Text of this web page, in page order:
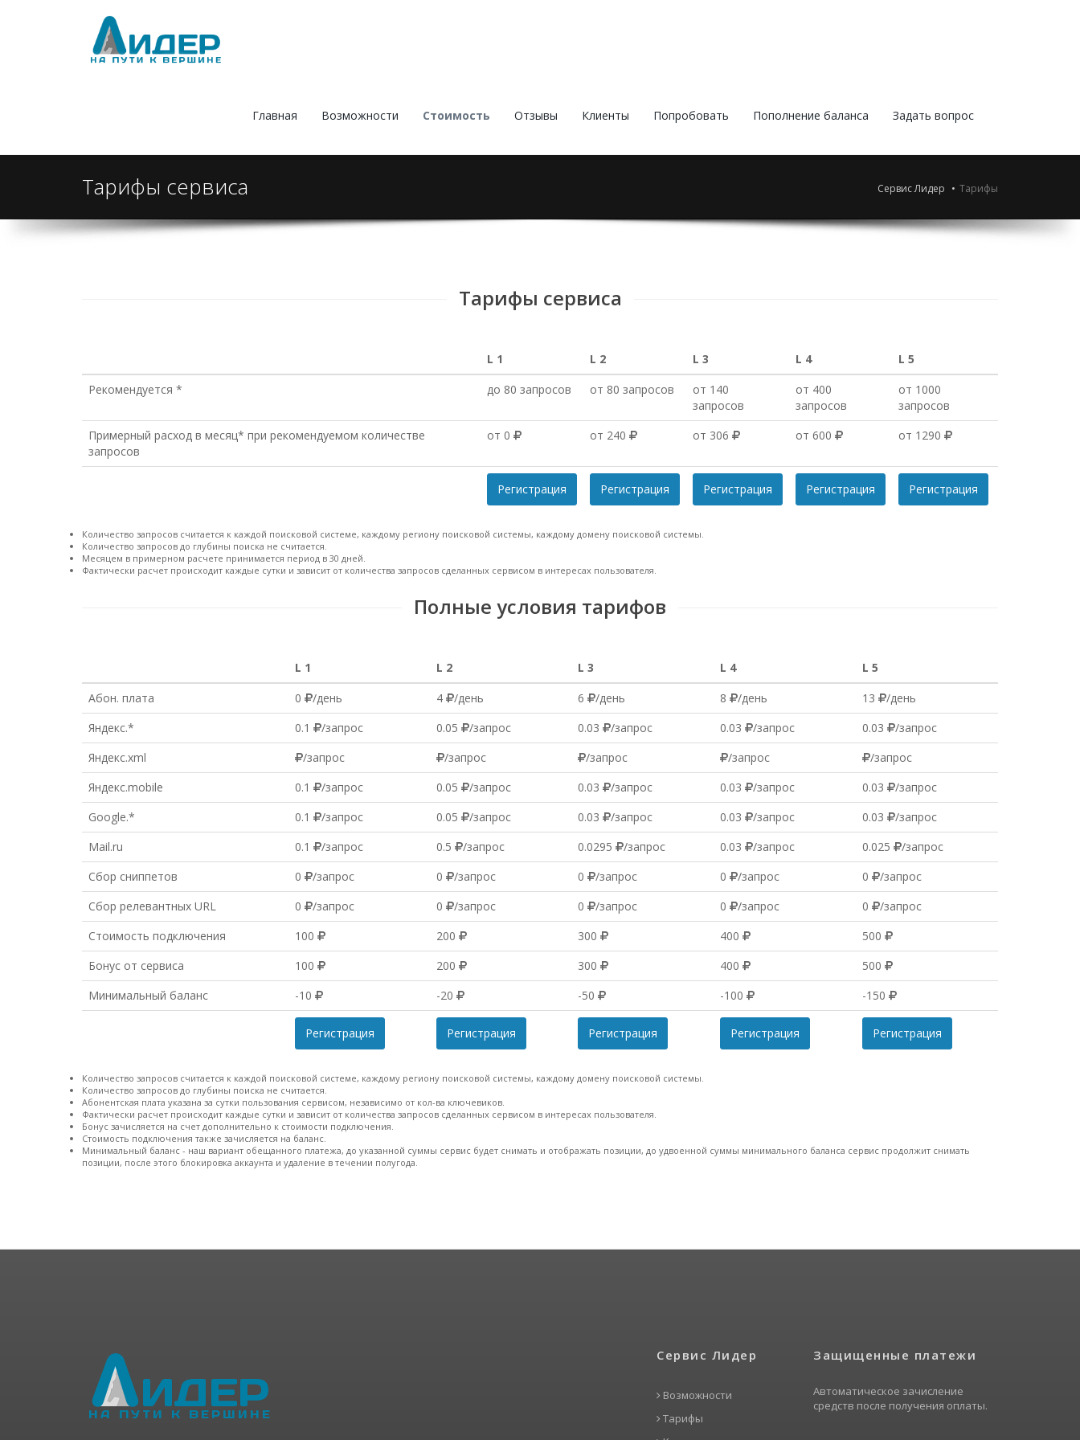
Главная Возможности Стоимость Отзывы Клиенты Попробовать Пополнение баланса Задать вопрос
Тарифы сервиса Сервис Лидер Тарифы
Тарифы сервиса
L 1 L 2 L 3 L 4
L 5
Рекомендуется *
до 80 запросов от 80 запросов
от 140
запросов
от 400
запросов
от 1000
запросов
Примерный расход в месяц* при рекомендуемом количестве
запросов
от 0 от 240 от 306 от 600 от 1290
Регистрация Регистрация Регистрация Регистрация Регистрация
Количество запросов считается к каждой поисковой системе, каждому региону поисковой системы, каждому домену поисковой системы.
Количество запросов до глубины поиска не считается.
Месяцем в примерном расчете принимается период в 30 дней.
Фактически расчет происходит каждые сутки и зависит от количества запросов сделанных сервисом в интересах пользователя.
Полные условия тарифов
L 1 L 2 L 3 L 4
L 5
Абон. плата
0 /день 4 /день 6 /день 8 /день 13
/день
Яндекс.*
0.1 /запрос 0.05 /запрос 0.03 /запрос 0.03 /запрос 0.03
/запрос
Яндекс.xml
/запрос /запрос /запрос /запрос
/запрос
Яндекс.mobile
0.1 /запрос 0.05 /запрос 0.03 /запрос 0.03 /запрос 0.03
/запрос
Google.*
0.1 /запрос 0.05 /запрос 0.03 /запрос 0.03 /запрос 0.03
/запрос
Mail.ru
0.1 /запрос 0.5 /запрос 0.0295 /запрос 0.03 /запрос 0.025
/запрос
Сбор сниппетов
0 /запрос 0 /запрос 0 /запрос 0 /запрос 0
/запрос
Сбор релевантных URL
0 /запрос 0 /запрос 0 /запрос 0 /запрос 0
/запрос
Стоимость подключения
100 200 300 400
500
Бонус от сервиса
100 200 300 400
500
Минимальный баланс
-10 -20 -50 -100 -150
Регистрация Регистрация Регистрация Регистрация Регистрация
Количество запросов считается к каждой поисковой системе, каждому региону поисковой системы, каждому домену поисковой системы.
Количество запросов до глубины поиска не считается.
Абонентская плата указана за сутки пользования сервисом, независимо от кол-ва ключевиков.
Фактически расчет происходит каждые сутки и зависит от количества запросов сделанных сервисом в интересах пользователя.
Бонус зачисляется на счет дополнительно к стоимости подключения.
Стоимость подключения также зачисляется на баланс.
Минимальный баланс - наш вариант обещанного платежа, до указанной суммы сервис будет снимать и отображать позиции, до удвоенной суммы минимального баланса сервис продолжит снимать
позиции, после этого блокировка аккаунта и удаление в течении полугода.
Сервис Лидер
Возможности
Тарифы
Защищенные платежи
Автоматическое зачисление
средств после получения оплаты.